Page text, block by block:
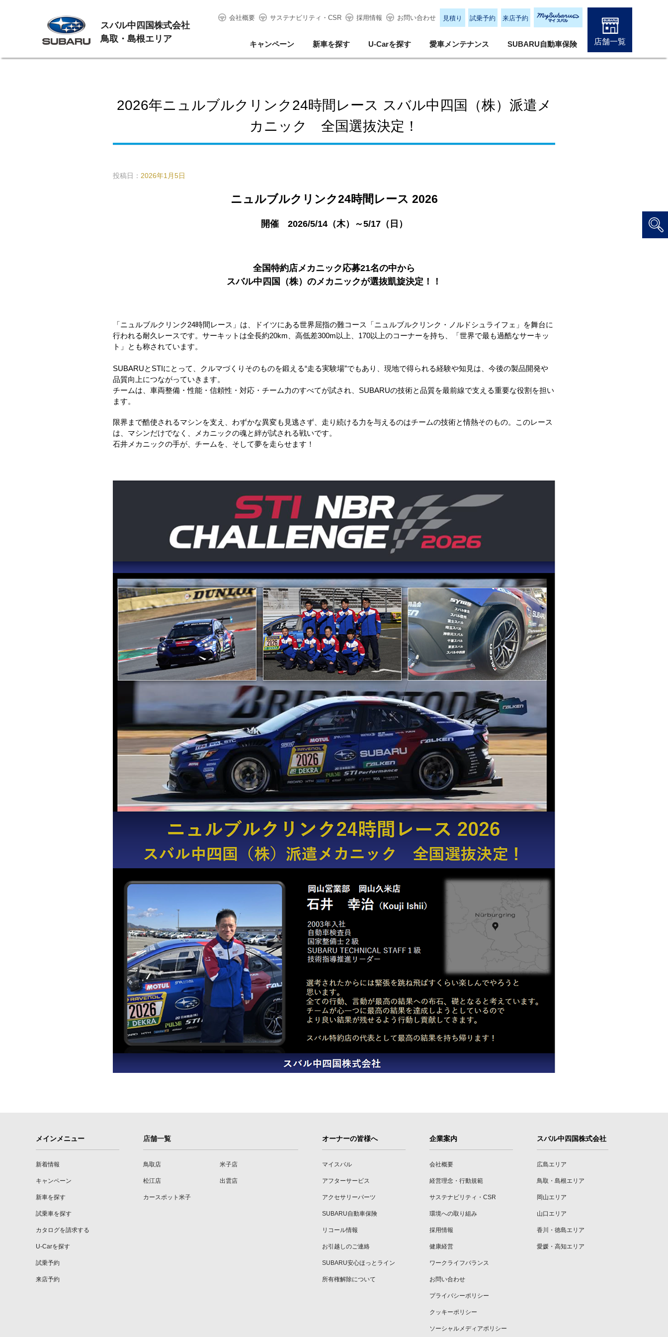
スバル中四国株式会社
鳥取・島根エリア
会社概要 サステナビリティ・CSR 採用情報 お問い合わせ 見積り 試乗予約 来店予約
キャンペーン 新車を探す U-Carを探す 愛車メンテナンス SUBARU自動車保険 店舗一覧
2026年ニュルブルクリンク24時間レース スバル中四国（株）派遣メ
カニック 全国選抜決定！
投稿日： 2026年1月5日
ニュルブルクリンク24時間レース 2026
開催 2026/5/14（木）～5/17（日 ）
全国特約店メカニック応募21名の中から
スバル中四国（株）のメカニックが選抜凱旋決定！！
「ニュルブルクリンク24時間レース」は、ドイツにある世界屈指の難コース「ニュルブルクリンク・ノルドシュライフェ」を舞台に
行われる耐久レースです。サーキットは全長約20km、高低差300m以上、170以上のコーナーを持ち、「世界で最も過酷なサーキッ
ト」とも称されています。
SUBARUとSTIにとって、クルマづくりそのものを鍛える“走る実験場”でもあり、現地で得られる経験や知見は、今後の製品開発や
品質向上につながっていきます。
チームは、車両整備・性能・信頼性・対応・チーム力のすべてが試され、SUBARUの技術と品質を最前線で支える重要な役割を担い
ます。
限界まで酷使されるマシンを支え、わずかな異変も見逃さず、走り続ける力を与えるのはチームの技術と情熱そのもの。このレース
は、マシンだけでなく、メカニックの魂と絆が試される戦いです。
石井メカニックの手が、チームを、そして夢を走らせます！
メインメニュー
新着情報
キャンペーン
新車を探す
試乗車を探す
カタログを請求する
U-Carを探す
試乗予約
来店予約
店舗一覧
鳥取店 米子店
松江店 出雲店
カースポット米子
オーナーの皆様へ
マイスバル
アフターサービス
アクセサリーパーツ
SUBARU自動車保険
リコール情報
お引越しのご連絡
SUBARU安心ほっとライン
所有権解除について
企業案内
会社概要
経営理念・行動規範
サステナビリティ・CSR
環境への取り組み
採用情報
健康経営
ワークライフバランス
お問い合わせ
プライバシーポリシー
クッキーポリシー
ソーシャルメディアポリシー
スバル中四国株式会社
広島エリア
鳥取・島根エリア
岡山エリア
山口エリア
香川・徳島エリア
愛媛・高知エリア